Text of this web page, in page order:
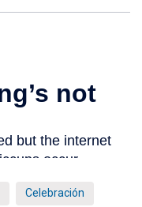
Celebración